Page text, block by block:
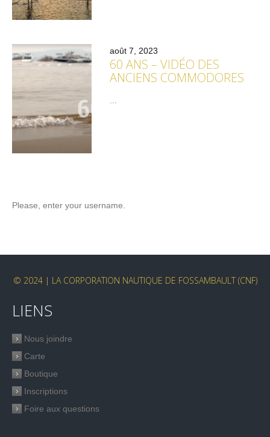
août 7, 2023
60 ANS – VIDÉO DES
ANCIENS COMMODORES
Please, enter your username.
© 2024 | LA CORPORATION NAUTIQUE DE FOSSAMBAULT (CNF)
LIENS
Nous joindre
Carte
Boutique
Inscriptions
Foire aux questions